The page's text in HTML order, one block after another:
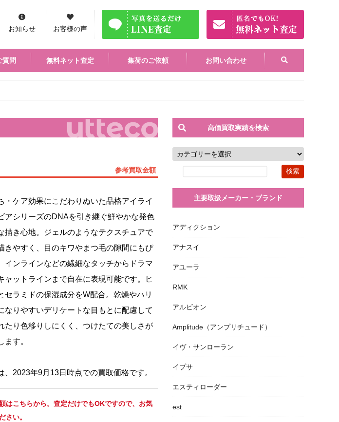
お知らせ お客様の声
質問 無料ネット査定 集荷のご依頼 お問い合わせ
参考買取金額
・ケア効果にこだわりぬいた品格アイライ
アシリーズのDNAを引き継ぐ鮮やかな発色
描き心地。ジェルのようなテクスチュアで
きやすく、目のキワやまつ毛の隙間にもぴ
インラインなどの繊細なタッチからドラマ
ャットラインまで自在に表現可能です。ヒ
セラミドの保湿成分をW配合。乾燥やハリ
なりやすいデリケートな目もとに配慮して
たり色移りしにくく、つけたての美しさが
ます。
2023年9月13日時点での買取価格です。
はこちらから。査定だけでもOKですので、お気
さい。
高価買取実績を検索
主要取扱メーカー・ブランド
アディクション
アナスイ
アユーラ
RMK
アルビオン
Amplitude（アンプリチュード）
イヴ・サンローラン
イプサ
エスティローダー
est